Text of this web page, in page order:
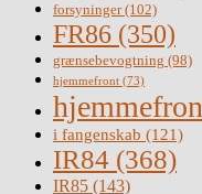
forsyninger(102)
FR86 (350)
grænsebevogtning (98)
hjemmefront (73)
i fangenskab (121)
IR84 (368)
IR85 (143)